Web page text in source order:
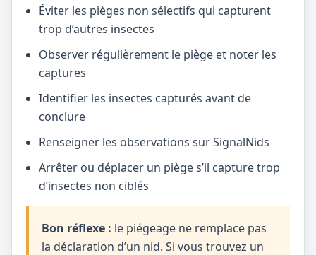
Éviter les pièges non sélectifs qui capturent
trop d’autres insectes
Observer régulièrement le piège et noter les
captures
Identifier les insectes capturés avant de
conclure
Renseigner les observations sur SignalNids
Arrêter ou déplacer un piège s’il capture trop
d’insectes non ciblés
Bon réflexe : le piégeage ne remplace pas
la déclaration d’un nid. Si vous trouvez un